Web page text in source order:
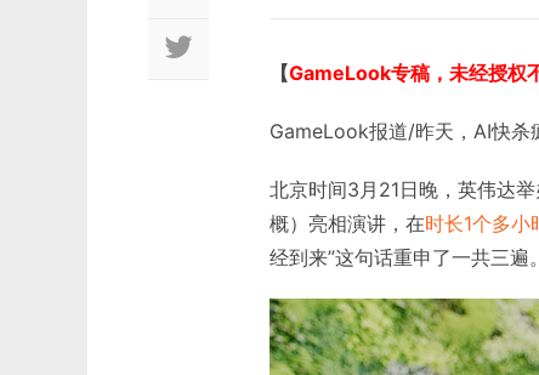
【GameLook专稿，未经授权
GameLook报道/昨天，AI快杀
北京时间3月21日晚，英伟达
概）亮相演讲，在时长1个多小
经到来”这句话重申了一共三遍。